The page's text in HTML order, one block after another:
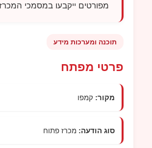
מפורטים ייקבעו במסמכי המכרז.
תוכנה ומערכות מידע
פרטי מפתח
מקור:קמפו
סוג הודעה:מכרז פתוח